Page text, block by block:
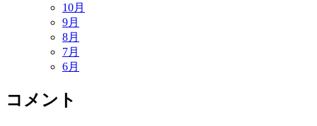
10月
9月
8月
7月
6月
コメント